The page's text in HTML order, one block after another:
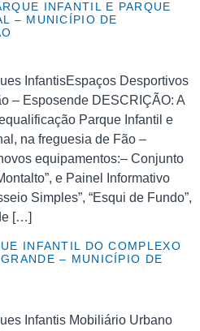
INFANTIL E PARQUE
– MUNICÍPIO DE
InfantisEspaços Desportivos
– Esposende DESCRIÇÃO: A
Parque Infantil e
na freguesia de Fão –
equipamentos:– Conjunto
e Painel Informativo
Simples”, “Esqui de Fundo”,
[…]
INFANTIL DO COMPLEXO
– MUNICÍPIO DE
Infantis Mobiliário Urbano